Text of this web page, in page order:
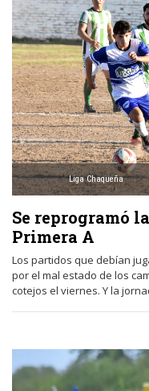
Liga Chaqueña
Se reprogramó
Primera A
Los partidos que debían
por el mal estado de los
cotejos el viernes. Y la